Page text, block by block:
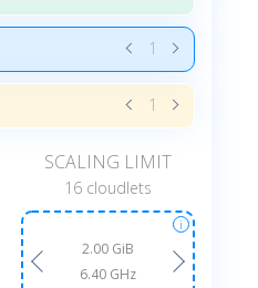
SCALING LIMIT
16 cloudlets
i
2.00 GiB
6.40 GHz